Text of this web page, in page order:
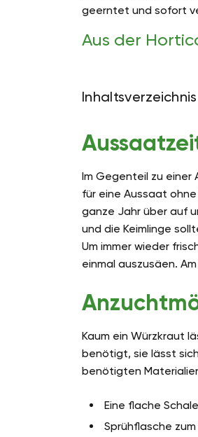
geerntet und sofort
Aus der
Inhaltsverzeichnis
Im Gegenteil zu einer
für eine Aussaat
ganze Jahr über auf
und die Keimlinge
Um immer wieder
einmal auszusäen.
Kaum ein Würzkraut
benötigt, sie lässt
benötigten
Eine flache
Sprühflasche